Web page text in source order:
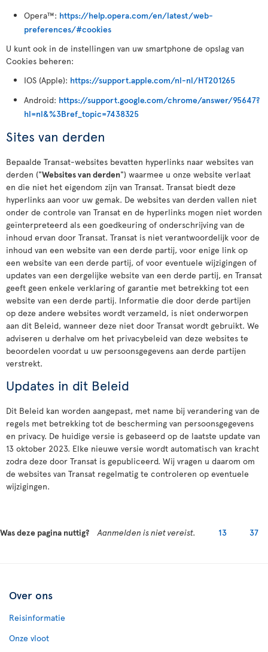
Opera™: https://help.opera.com/en/latest/web-
preferences/#cookies
U kunt ook in de instellingen van uw smartphone de opslag van
Cookies beheren:
IOS (Apple): https://support.apple.com/nl-nl/HT201265
Android: https://support.google.com/chrome/answer/95647?
hl=nl&%3Bref_topic=7438325
Sites van derden
Bepaalde Transat-websites bevatten hyperlinks naar websites van
derden ("Websites van derden") waarmee u onze website verlaat
en die niet het eigendom zijn van Transat. Transat biedt deze
hyperlinks aan voor uw gemak. De websites van derden vallen niet
onder de controle van Transat en de hyperlinks mogen niet worden
geïnterpreteerd als een goedkeuring of onderschrijving van de
inhoud ervan door Transat. Transat is niet verantwoordelijk voor de
inhoud van een website van een derde partij, voor enige link op
een website van een derde partij, of voor eventuele wijzigingen of
updates van een dergelijke website van een derde partij, en Transat
geeft geen enkele verklaring of garantie met betrekking tot een
website van een derde partij. Informatie die door derde partijen
op deze andere websites wordt verzameld, is niet onderworpen
aan dit Beleid, wanneer deze niet door Transat wordt gebruikt. We
adviseren u derhalve om het privacybeleid van deze websites te
beoordelen voordat u uw persoonsgegevens aan derde partijen
verstrekt.
Updates in dit Beleid
Dit Beleid kan worden aangepast, met name bij verandering van de
regels met betrekking tot de bescherming van persoonsgegevens
en privacy. De huidige versie is gebaseerd op de laatste update van
13 oktober 2023. Elke nieuwe versie wordt automatisch van kracht
zodra deze door Transat is gepubliceerd. Wij vragen u daarom om
de websites van Transat regelmatig te controleren op eventuele
wijzigingen.
Was deze pagina nuttig? Aanmelden is niet vereist. 13 37
Over ons
Reisinformatie
Onze vloot